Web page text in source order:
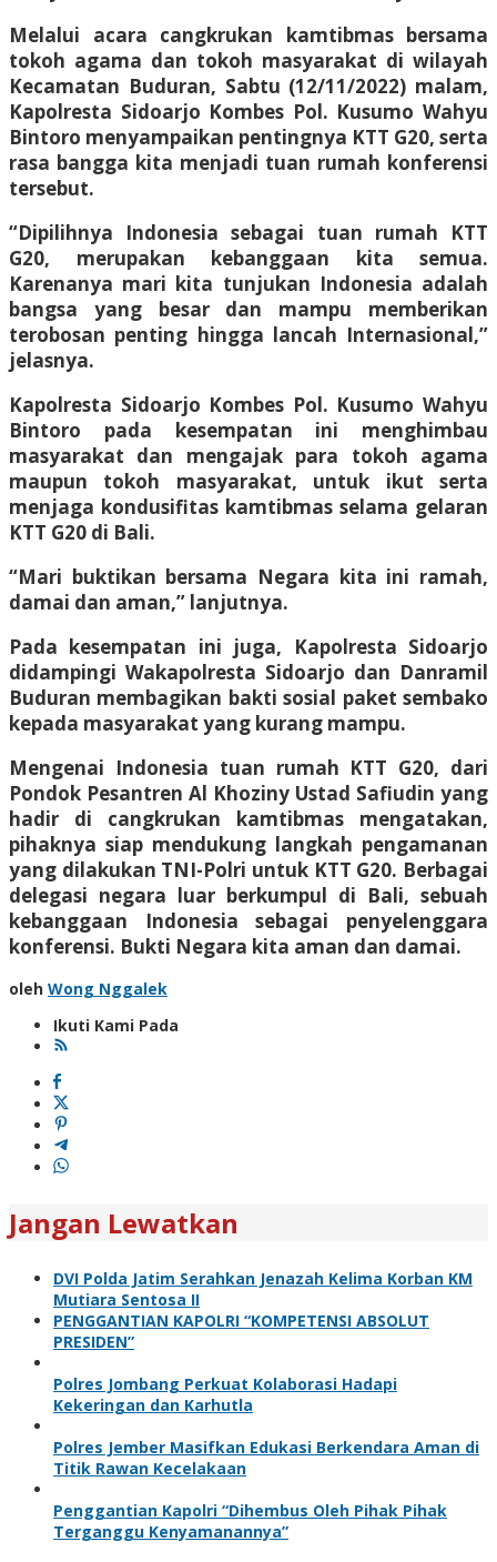
Melalui acara cangkrukan kamtibmas bersama
tokoh agama dan tokoh masyarakat di wilayah
Kecamatan Buduran, Sabtu (12/11/2022) malam,
Kapolresta Sidoarjo Kombes Pol. Kusumo Wahyu
Bintoro menyampaikan pentingnya KTT G20, serta
rasa bangga kita menjadi tuan rumah konferensi
tersebut.
“Dipilihnya Indonesia sebagai tuan rumah KTT
G20, merupakan kebanggaan kita semua.
Karenanya mari kita tunjukan Indonesia adalah
bangsa yang besar dan mampu memberikan
terobosan penting hingga lancah Internasional,”
jelasnya.
Kapolresta Sidoarjo Kombes Pol. Kusumo Wahyu
Bintoro pada kesempatan ini menghimbau
masyarakat dan mengajak para tokoh agama
maupun tokoh masyarakat, untuk ikut serta
menjaga kondusifitas kamtibmas selama gelaran
KTT G20 di Bali.
“Mari buktikan bersama Negara kita ini ramah,
damai dan aman,” lanjutnya.
Pada kesempatan ini juga, Kapolresta Sidoarjo
didampingi Wakapolresta Sidoarjo dan Danramil
Buduran membagikan bakti sosial paket sembako
kepada masyarakat yang kurang mampu.
Mengenai Indonesia tuan rumah KTT G20, dari
Pondok Pesantren Al Khoziny Ustad Safiudin yang
hadir di cangkrukan kamtibmas mengatakan,
pihaknya siap mendukung langkah pengamanan
yang dilakukan TNI-Polri untuk KTT G20. Berbagai
delegasi negara luar berkumpul di Bali, sebuah
kebanggaan Indonesia sebagai penyelenggara
konferensi. Bukti Negara kita aman dan damai.
oleh Wong Nggalek
Ikuti Kami Pada
Jangan Lewatkan
DVI Polda Jatim Serahkan Jenazah Kelima Korban KM
Mutiara Sentosa II
PENGGANTIAN KAPOLRI “KOMPETENSI ABSOLUT
PRESIDEN”
Polres Jombang Perkuat Kolaborasi Hadapi
Kekeringan dan Karhutla
Polres Jember Masifkan Edukasi Berkendara Aman di
Titik Rawan Kecelakaan
Penggantian Kapolri “Dihembus Oleh Pihak Pihak
Terganggu Kenyamanannya”